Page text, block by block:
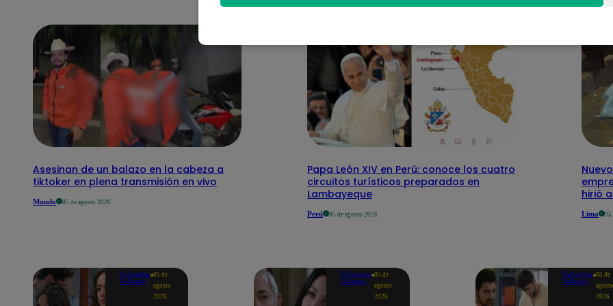
Asesinan de un balazo en la cabeza a
tiktoker en plena transmisión en vivo
Mundo 05 de agosto 2026
Papa León XIV en Perú: conoce los cuatro
circuitos turísticos preparados en
Lambayeque
Perú 05 de agosto 2026
hirió
Lima 05
Valentina
Valiente
05 de
agosto
2026
Valentina
Valiente
05 de
agosto
2026
Valentina
Valiente
05 de
agosto
2026